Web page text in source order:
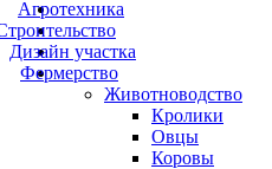
Агротехника
Дизайн участка
Фермерство
Животноводство
Кролики
Овцы
Коровы